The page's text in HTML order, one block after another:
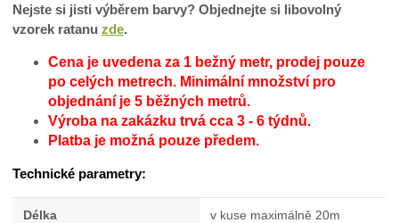
Nejste si jisti výběrem barvy? Objednejte si libovolný
vzorek ratanuzde.
Cena je uvedena za 1 bežný metr, prodej pouze
po celých metrech. Minimální množství pro
objednání je 5 běžných metrů.
Výroba na zakázku trvá cca 3 - 6 týdnů.
Platba je možná pouze předem.
Technické parametry:
Délka v kuse maximálně 20m